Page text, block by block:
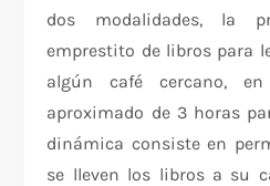
dos modalidades, la
emprestito de libros para
algún café cercano,
aproximado de 3 horas
dinámica consiste en
se lleven los libros a su